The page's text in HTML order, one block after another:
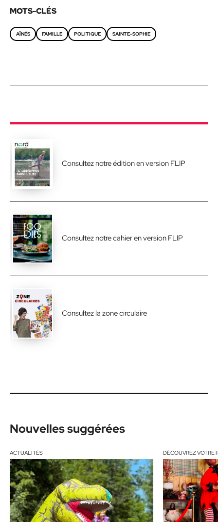
MOTS-CLÉS
AÎNÉS FAMILLE POLITIQUE SAINTE-SOPHIE
Consultez notre édition en version FLIP
Consultez notre cahier en version FLIP
Consultez la zone circulaire
Nouvelles suggérées
ACTUALITÉS DÉCOUVREZ VOTRE